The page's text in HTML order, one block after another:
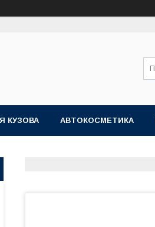
КУЗОВА АВТОКОСМЕТИКА